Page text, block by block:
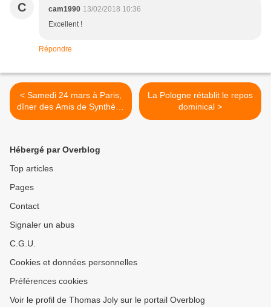
C cam1990 13/02/2018 10:36
Excellent !
Répondre
< Samedi 24 mars à Paris,
dîner des Amis de Synthèse
Nationale avec Jean-Marie
La Pologne rétablit le repos
dominical >
Hébergé par Overblog
Top articles
Pages
Contact
Signaler un abus
C.G.U.
Cookies et données personnelles
Préférences cookies
Voir le profil de Thomas Joly sur le portail Overblog